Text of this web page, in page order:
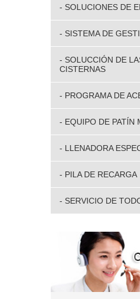
- SOLUCIONES DE
- SISTEMA DE
- SOLUCCIÓN DE
CISTERNAS
- PROGRAMA DE
- EQUIPO DE PATÍN
- LLENADORA
- PILA DE RECARGA
- SERVICIO DE